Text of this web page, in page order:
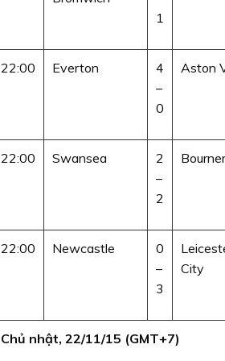
1
22:00 Everton
4
–
0
Aston
22:00 Swansea
2
–
2
22:00 Newcastle
0
–
3
City
Chủ nhật, 22/11/15 (GMT+7)